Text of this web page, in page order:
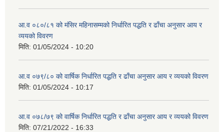
आ.व ०८०/८१ को मंसिर महिनासम्मको निर्धारित पद्धति र ढाँचा अनुसार आय र
व्ययको विवरण
मिति: 01/05/2024 - 10:20
आ.व ०७९/८० को वार्षिक निर्धारित पद्धति र ढाँचा अनुसार आय र व्ययको विवरण
मिति: 01/05/2024 - 10:17
आ.व ०७८/७९ को वार्षिक निर्धारित पद्धति र ढाँचा अनुसार आय र व्ययको विवरण
मिति: 07/21/2022 - 16:33